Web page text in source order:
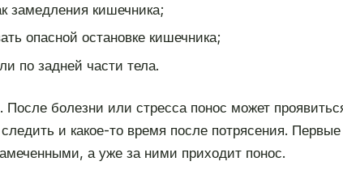
замедления кишечника;
опасной остановке кишечника;
по задней части тела.
болезни или стресса понос может
и какое-то время после потрясения.
а уже за ними приходит понос.